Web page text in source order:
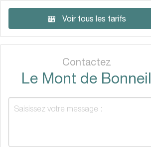
Voir tous les tarifs
Contactez
Le Mont de Bonneil